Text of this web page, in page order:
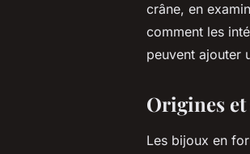
crâne, en
comment les
peuvent ajouter
Origines
Les bijoux en